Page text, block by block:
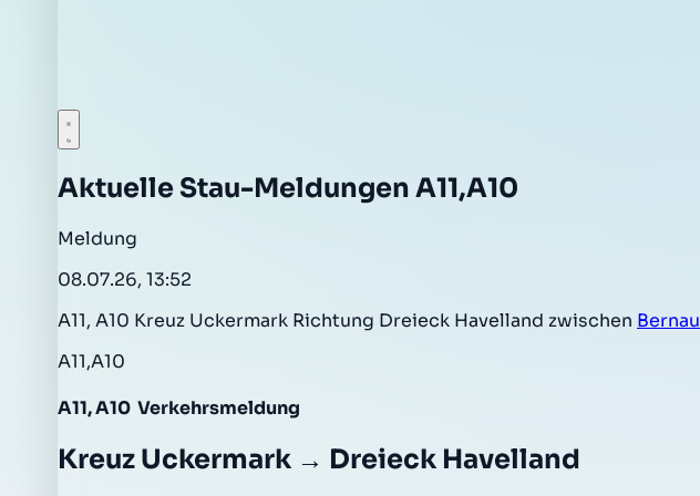
Aktuelle Stau-Meldungen A11,A10
Meldung
08.07.26, 13:52
A11, A10 Kreuz Uckermark Richtung Dreieck Havelland zwischen Bernau
A11,A10
A11, A10 Verkehrsmeldung
Kreuz Uckermark → Dreieck Havelland